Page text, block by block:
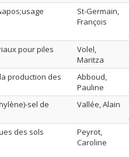
St-Germain,
François
pour piles
Volel,
Maritza
production des
Abboud,
Pauline
sel de
Vallée, Alain
des sols
Peyrot,
Caroline